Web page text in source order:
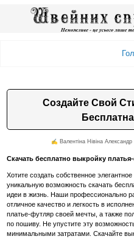
Создайте Свой
✍️ Валентiна Нiвiна Александр
Скачать бесплатно выкройку
Хотите создать собственное
уникальную возможность скачать
идеи в жизнь. Наши профессионально
отличное качество и легкость в
платье-футляр своей мечты, а также
по пошиву. Не упустите эту
минимальными затратами. Скачайте